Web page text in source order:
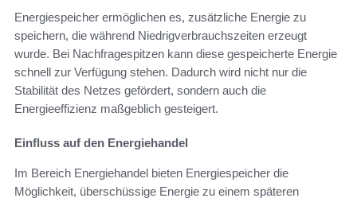
Energiespeicher ermöglichen es, zusätzliche Energie zu
speichern, die während Niedrigverbrauchszeiten erzeugt
wurde. Bei Nachfragespitzen kann diese gespeicherte Energie
schnell zur Verfügung stehen. Dadurch wird nicht nur die
Stabilität des Netzes gefördert, sondern auch die
Energieeffizienz maßgeblich gesteigert.
Einfluss auf den Energiehandel
Im Bereich Energiehandel bieten Energiespeicher die
Möglichkeit, überschüssige Energie zu einem späteren